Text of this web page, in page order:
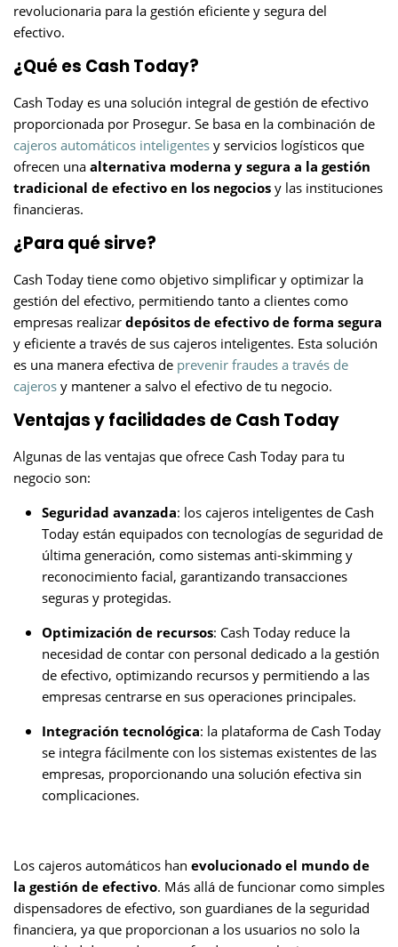
revolucionaria para la gestión eficiente y segura del
efectivo.
¿Qué es Cash Today?
Cash Today es una solución integral de gestión de efectivo
proporcionada por Prosegur. Se basa en la combinación de
cajeros automáticos inteligentes y servicios logísticos que
ofrecen una alternativa moderna y segura a la gestión
tradicional de efectivo en los negocios y las instituciones
financieras.
¿Para qué sirve?
Cash Today tiene como objetivo simplificar y optimizar la
gestión del efectivo, permitiendo tanto a clientes como
empresas realizar depósitos de efectivo de forma segura
y eficiente a través de sus cajeros inteligentes. Esta solución
es una manera efectiva de prevenir fraudes a través de
cajeros y mantener a salvo el efectivo de tu negocio.
Ventajas y facilidades de Cash Today
Algunas de las ventajas que ofrece Cash Today para tu
negocio son:
Seguridad avanzada: los cajeros inteligentes de Cash
Today están equipados con tecnologías de seguridad de
última generación, como sistemas anti-skimming y
reconocimiento facial, garantizando transacciones
seguras y protegidas.
Optimización de recursos: Cash Today reduce la
necesidad de contar con personal dedicado a la gestión
de efectivo, optimizando recursos y permitiendo a las
empresas centrarse en sus operaciones principales.
Integración tecnológica: la plataforma de Cash Today
se integra fácilmente con los sistemas existentes de las
empresas, proporcionando una solución efectiva sin
complicaciones.
Los cajeros automáticos han evolucionado el mundo de
la gestión de efectivo. Más allá de funcionar como simples
dispensadores de efectivo, son guardianes de la seguridad
financiera, ya que proporcionan a los usuarios no solo la